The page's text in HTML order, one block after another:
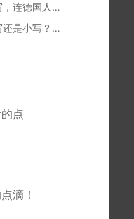
德语老中医：这个单词的大小写，连德国人都搞不清！
德语老中医：冒号后面到底大写还是小写？别再傻傻分不清！
滴！